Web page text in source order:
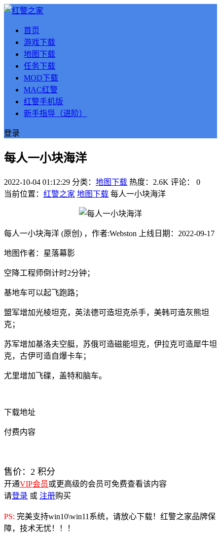
首页
游戏下载
地图下载
任务下载
MOD下载
MAC红警
红警手机版
新手指导（进阶）
登录
每人一小块海洋
2022-10-04 01:12:29 分类： 地图下载 热度：2.6K 评论：
0
当前位置： 红警之家 地图下载 每人一小块海洋
每人一小块海洋 (原创) ，作者:Webston 上线日期：2022-09-17
地图作者：星落幕影
空降工程师倒计时2分钟；
基地车可以起飞跑路；
盟军增加光棱坦克，英法德可造坦克杀手，美韩可造灰熊坦
克；
苏军增加基洛夫空艇，苏俄可造磁能坦克，伊拉克可造犀牛坦
克，古伊可造自爆卡车；
尤里增加飞碟，盖特和脑车。
下载地址
付费内容
售价： 2 积分
开通VIP会员或更高级的会员可免费查看该内容
请登录 或 注册购买
PS: 完美支持win10\win11系统，请放心下载！红警之家品牌保
障，技术无忧！！！